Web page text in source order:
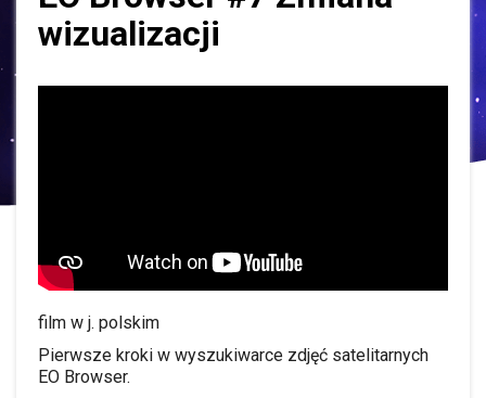
wizualizacji
film w j. polskim
Pierwsze kroki w wyszukiwarce zdjęć satelitarnych
EO Browser.